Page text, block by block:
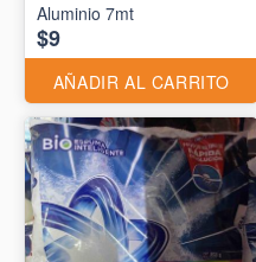
Aluminio 7mt
$9
AÑADIR AL CARRITO